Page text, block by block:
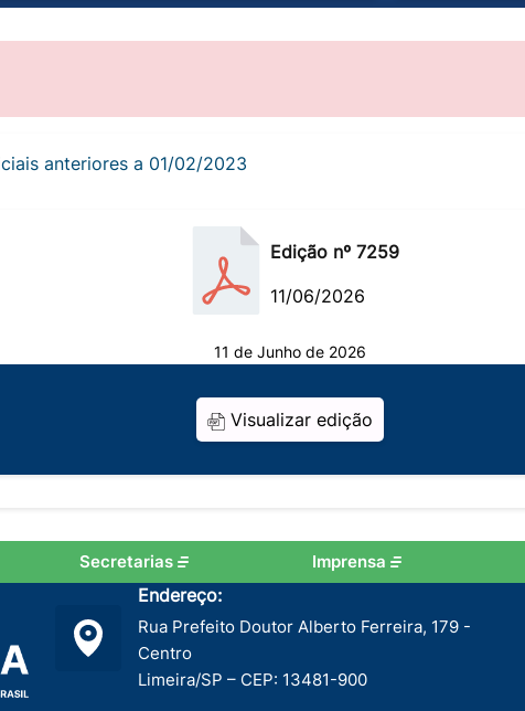
anteriores a 01/02/2023
Edição nº 7259
11/06/2026
11 de Junho de 2026
Visualizar edição
Secretarias Imprensa
Endereço:
Rua Prefeito Doutor Alberto Ferreira, 179 -
Centro
Limeira/SP – CEP: 13481-900